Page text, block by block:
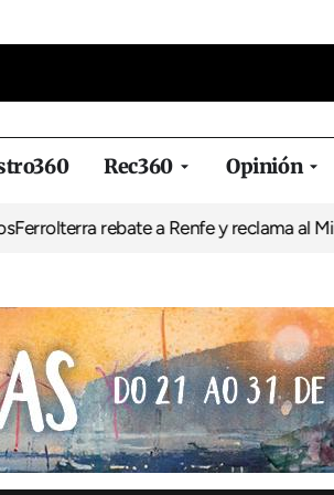
Rec360 Opinión
rebate a Renfe y reclama al Ministerio